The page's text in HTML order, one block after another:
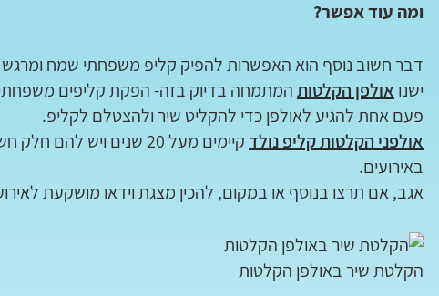
ומה עוד אפשר?
דבר חשוב נוסף הוא האפשרות להפיק קליפ משפחתי שמח
ישנו אולפן הקלטותהמתמחה בדיוק בזה- הפקת קליפים
פעם אחת להגיע לאולפן כדי להקליט שיר ולהצטלם לקליפ.
אולפני הקלטותקליפ נולד
קיימים מעל 20 שנים
באירועים.
אגב, אם תרצו בנוסף או במקום, להכין מצגת וידאו מושקעת
הקלטת שיר באולפן הקלטות